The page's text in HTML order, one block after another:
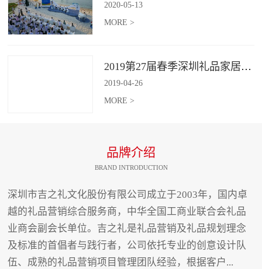
2020-05-13
MORE >
2019第27届春季深圳礼品家居展开幕 引领礼赠行业新动向
2019-04-26
MORE >
品牌介绍
BRAND INTRODUCTION
深圳市吉之礼文化股份有限公司成立于2003年，国内卓
越的礼品营销综合服务商，中华全国工商业联合会礼品
业商会副会长单位。吉之礼是礼品营销及礼品规划理念
及标准的首倡者与践行者，公司依托专业的创意设计队
伍、成熟的礼品营销项目管理团队经验，根据客户...